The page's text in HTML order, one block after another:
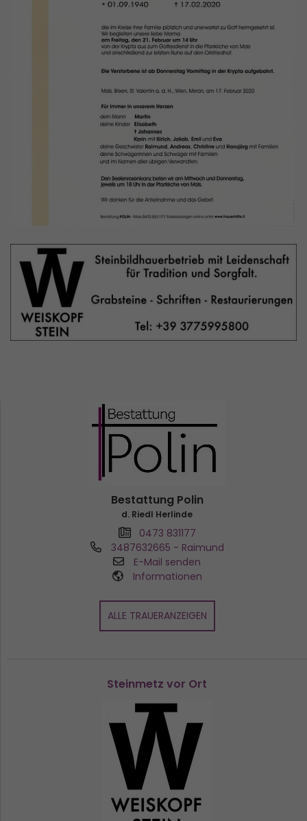
Bestattung Polin
d. Riedl Herlinde
0473 831177
3487632665 - Raimund
E-Mail senden
Informationen
ALLE TRAUERANZEIGEN
Steinmetz vor Ort